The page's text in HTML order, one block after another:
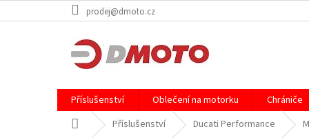
na
prodej@dmoto.cz
Příslušenství Oblečení na motorku Chrániče
Domů Příslušenství Ducati Performance